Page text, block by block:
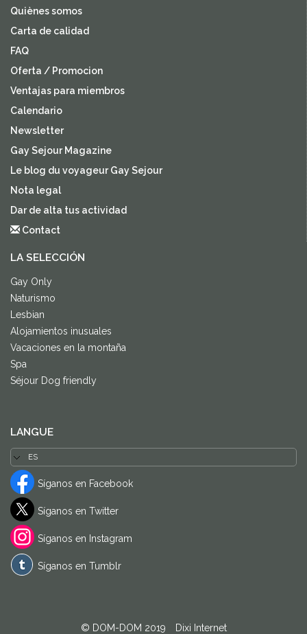
Quiènes somos
Carta de calidad
FAQ
Oferta / Promocion
Ventajas para miembros
Calendario
Newsletter
Gay Sejour Magazine
Le blog du voyageur Gay Sejour
Nota legal
Dar de alta tus actividad
Contact
LA SELECCIÓN
Gay Only
Naturismo
Lesbian
Alojamientos inusuales
Vacaciones en la montaña
Spa
Séjour Dog friendly
LANGUE
Síganos en Facebook
Síganos en Twitter
Síganos en Instagram
Síganos en Tumblr
© DOM-DOM 2019 Dixi Internet